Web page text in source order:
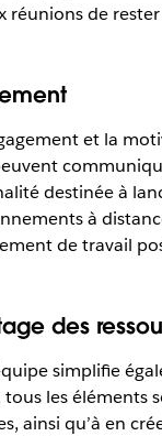
réunions de
et la
destinée à
à
de travail
des
simplifie
les éléments
ainsi qu’à en